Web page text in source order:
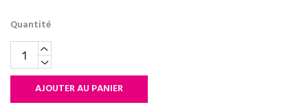
Quantité
AJOUTER AU PANIER